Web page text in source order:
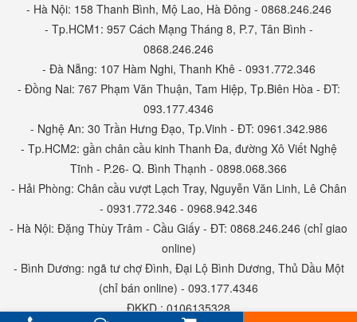
- Hà Nội: 158 Thanh Bình, Mộ Lao, Hà Đông - 0868.246.246
- Tp.HCM1: 957 Cách Mạng Tháng 8, P.7, Tân Bình -
0868.246.246
- Đà Nẵng: 107 Hàm Nghi, Thanh Khê - 0931.772.346
- Đồng Nai: 767 Phạm Văn Thuận, Tam Hiệp, Tp.Biên Hòa - ĐT:
093.177.4346
- Nghệ An: 30 Trần Hưng Đạo, Tp.Vinh - ĐT: 0961.342.986
- Tp.HCM2: gần chân cầu kinh Thanh Đa, đường Xô Viết Nghệ
Tĩnh - P.26- Q. Bình Thạnh - 0898.068.366
- Hải Phòng: Chân cầu vượt Lạch Tray, Nguyễn Văn Linh, Lê Chân
- 0931.772.346 - 0968.942.346
- Hà Nội: Đặng Thùy Trâm - Cầu Giấy - ĐT: 0868.246.246 (chỉ giao
online)
- Bình Dương: ngã tư chợ Đình, Đại Lộ Bình Dương, Thủ Dầu Một
(chỉ bán online) - 093.177.4346
ĐKKD : 0106135328